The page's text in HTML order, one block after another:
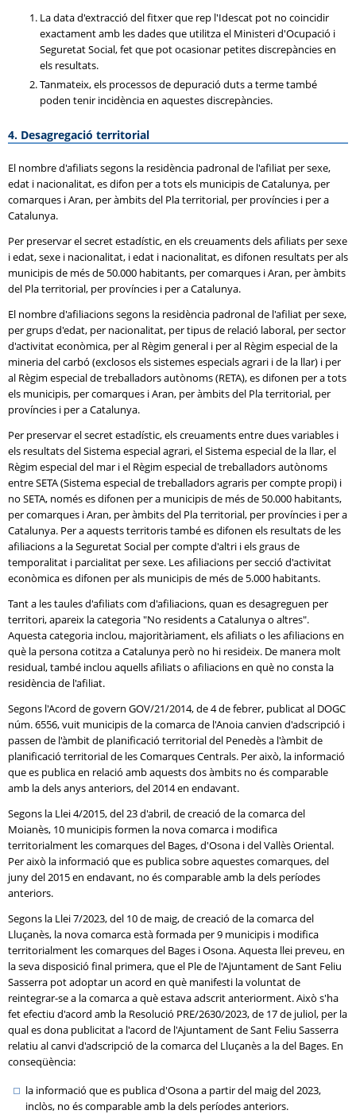
La data d'extracció del fitxer que rep l'Idescat pot no coincidir
exactament amb les dades que utilitza el Ministeri d'Ocupació i
Seguretat Social, fet que pot ocasionar petites discrepàncies en
els resultats.
Tanmateix, els processos de depuració duts a terme també
poden tenir incidència en aquestes discrepàncies.
4. Desagregació territorial
El nombre d'afiliats segons la residència padronal de l'afiliat per sexe,
edat i nacionalitat, es difon per a tots els municipis de Catalunya, per
comarques i Aran, per àmbits del Pla territorial, per províncies i per a
Catalunya.
Per preservar el secret estadístic, en els creuaments dels afiliats per sexe
i edat, sexe i nacionalitat, i edat i nacionalitat, es difonen resultats per als
municipis de més de 50.000 habitants, per comarques i Aran, per àmbits
del Pla territorial, per províncies i per a Catalunya.
El nombre d'afiliacions segons la residència padronal de l'afiliat per sexe,
per grups d'edat, per nacionalitat, per tipus de relació laboral, per sector
d'activitat econòmica, per al Règim general i per al Règim especial de la
mineria del carbó (exclosos els sistemes especials agrari i de la llar) i per
al Règim especial de treballadors autònoms (RETA), es difonen per a tots
els municipis, per comarques i Aran, per àmbits del Pla territorial, per
províncies i per a Catalunya.
Per preservar el secret estadístic, els creuaments entre dues variables i
els resultats del Sistema especial agrari, el Sistema especial de la llar, el
Règim especial del mar i el Règim especial de treballadors autònoms
entreSETA(Sistema especial de treballadors agraris per compte propi) i
no SETA, només es difonen per a municipis de més de 50.000 habitants,
per comarques i Aran, per àmbits del Pla territorial, per províncies i per a
Catalunya. Per a aquests territoris també es difonen els resultats de les
afiliacions a la Seguretat Social per compte d'altri i els graus de
temporalitat i parcialitat per sexe. Les afiliacions per secció d'activitat
econòmica es difonen per als municipis de més de 5.000 habitants.
Tant a les taules d'afiliats com d'afiliacions, quan es desagreguen per
territori, apareix la categoria "No residents a Catalunya o altres".
Aquesta categoria inclou, majoritàriament, els afiliats o les afiliacions en
què la persona cotitza a Catalunya però no hi resideix. De manera molt
residual, també inclou aquells afiliats o afiliacions en què no consta la
residència de l'afiliat.
Segons l'Acord de govern GOV/21/2014, de 4 de febrer, publicat al DOGC
núm. 6556, vuit municipis de la comarca de l'Anoia canvien d'adscripció i
passen de l'àmbit de planificació territorial del Penedès a l'àmbit de
planificació territorial de les Comarques Centrals. Per això, la informació
que es publica en relació amb aquests dos àmbits no és comparable
amb la dels anys anteriors, del 2014 en endavant.
Segons la Llei 4/2015, del 23 d'abril, de creació de la comarca del
Moianès, 10 municipis formen la nova comarca i modifica
territorialment les comarques del Bages, d'Osona i del Vallès Oriental.
Per això la informació que es publica sobre aquestes comarques, del
juny del 2015 en endavant, no és comparable amb la dels períodes
anteriors.
Segons la Llei 7/2023, del 10 de maig, de creació de la comarca del
Lluçanès, la nova comarca està formada per 9 municipis i modifica
territorialment les comarques del Bages i Osona. Aquesta llei preveu, en
la seva disposició final primera, que el Ple de l'Ajuntament de Sant Feliu
Sasserra pot adoptar un acord en què manifesti la voluntat de
reintegrar-se a la comarca a què estava adscrit anteriorment. Això s'ha
fet efectiu d'acord amb la Resolució PRE/2630/2023, de 17 de juliol, per la
qual es dona publicitat a l'acord de l'Ajuntament de Sant Feliu Sasserra
relatiu al canvi d'adscripció de la comarca del Lluçanès a la del Bages. En
conseqüència:
la informació que es publica d'Osona a partir del maig del 2023,
inclòs, no és comparable amb la dels períodes anteriors.